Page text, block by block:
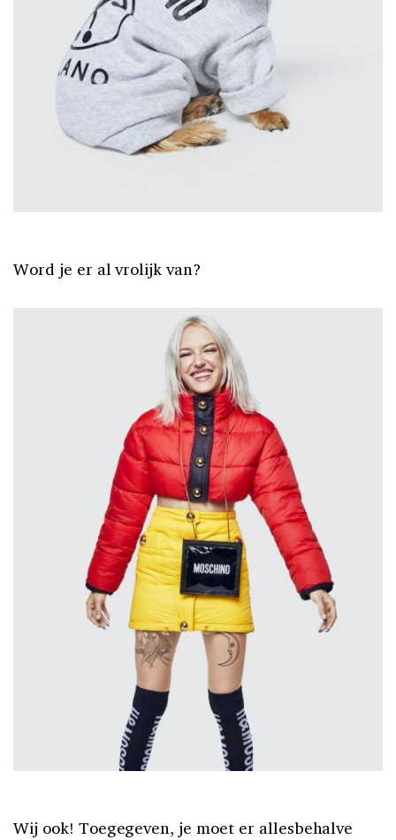
Word je er al vrolijk van?
Wij ook! Toegegeven, je moet er allesbehalve